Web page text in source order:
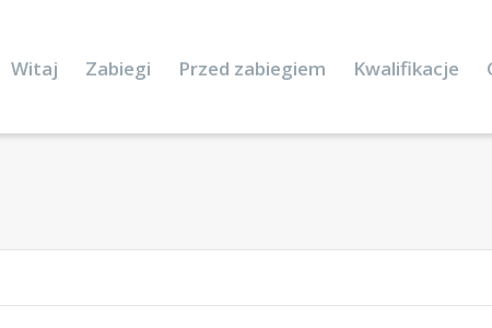
Witaj Zabiegi Przed zabiegiem Kwalifikacje